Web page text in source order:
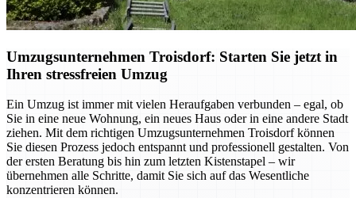
Umzugsunternehmen Troisdorf: Starten Sie jetzt in
Ihren stressfreien Umzug
Ein Umzug ist immer mit vielen Heraufgaben verbunden – egal, ob
Sie in eine neue Wohnung, ein neues Haus oder in eine andere Stadt
ziehen. Mit dem richtigen Umzugsunternehmen Troisdorf können
Sie diesen Prozess jedoch entspannt und professionell gestalten. Von
der ersten Beratung bis hin zum letzten Kistenstapel – wir
übernehmen alle Schritte, damit Sie sich auf das Wesentliche
konzentrieren können.